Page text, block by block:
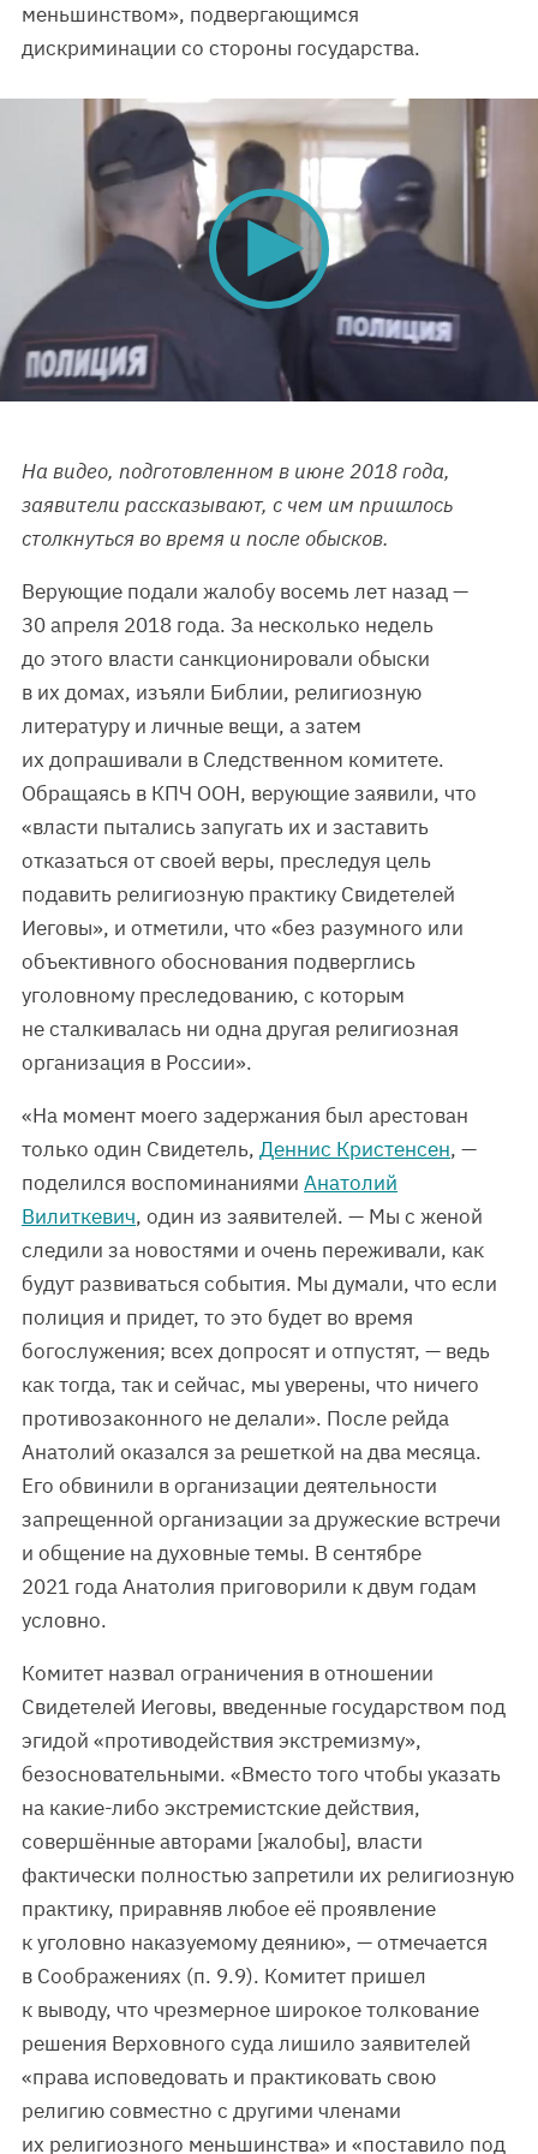
меньшинством», подвергающимся
дискриминации со стороны государства.
На видео, подготовленном в июне 2018 года,
заявители рассказывают, с чем им пришлось
столкнуться во время и после обысков.
Верующие подали жалобу восемь лет назад —
30 апреля 2018 года. За несколько недель
до этого власти санкционировали обыски
в их домах, изъяли Библии, религиозную
литературу и личные вещи, а затем
их допрашивали в Следственном комитете.
Обращаясь в КПЧ ООН, верующие заявили, что
«власти пытались запугать их и заставить
отказаться от своей веры, преследуя цель
подавить религиозную практику Свидетелей
Иеговы», и отметили, что «без разумного или
объективного обоснования подверглись
уголовному преследованию, с которым
не сталкивалась ни одна другая религиозная
организация в России».
«На момент моего задержания был арестован
только один Свидетель, Деннис Кристенсен, —
поделился воспоминаниями Анатолий
Вилиткевич, один из заявителей. — Мы с женой
следили за новостями и очень переживали, как
будут развиваться события. Мы думали, что если
полиция и придет, то это будет во время
богослужения; всех допросят и отпустят, — ведь
как тогда, так и сейчас, мы уверены, что ничего
противозаконного не делали». После рейда
Анатолий оказался за решеткой на два месяца.
Его обвинили в организации деятельности
запрещенной организации за дружеские встречи
и общение на духовные темы. В сентябре
2021 года Анатолия приговорили к двум годам
условно.
Комитет назвал ограничения в отношении
Свидетелей Иеговы, введенные государством под
эгидой «противодействия экстремизму»,
безосновательными. «Вместо того чтобы указать
на какие-либо экстремистские действия,
совершённые авторами [жалобы], власти
фактически полностью запретили их религиозную
практику, приравняв любое её проявление
к уголовно наказуемому деянию», — отмечается
в Соображениях (п. 9.9). Комитет пришел
к выводу, что чрезмерное широкое толкование
решения Верховного суда лишило заявителей
«права исповедовать и практиковать свою
религию совместно с другими членами
их религиозного меньшинства» и «поставило под